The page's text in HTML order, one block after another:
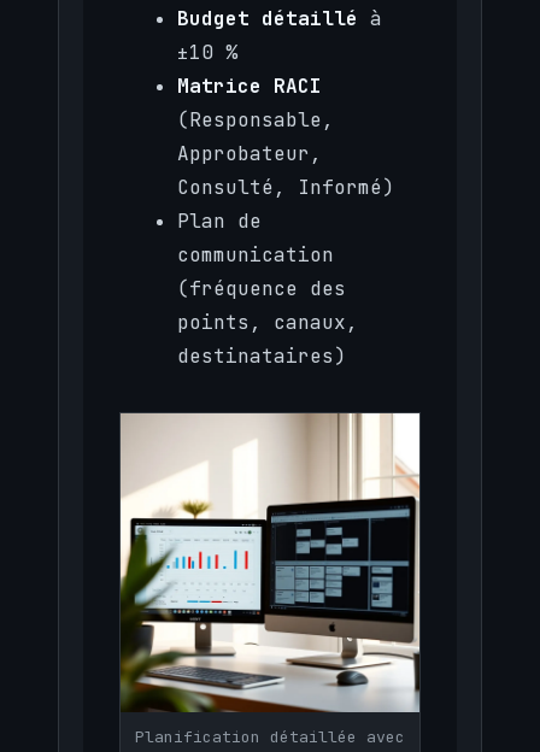
Budget détaillé à
±10 %
Matrice RACI
(Responsable,
Approbateur,
Consulté, Informé)
Plan de
communication
(fréquence des
points, canaux,
destinataires)
Planification détaillée avec